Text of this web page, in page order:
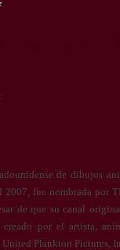
de dibujos
fue nombrada por
de que su canal
por el artista,
Plankton Pictures,